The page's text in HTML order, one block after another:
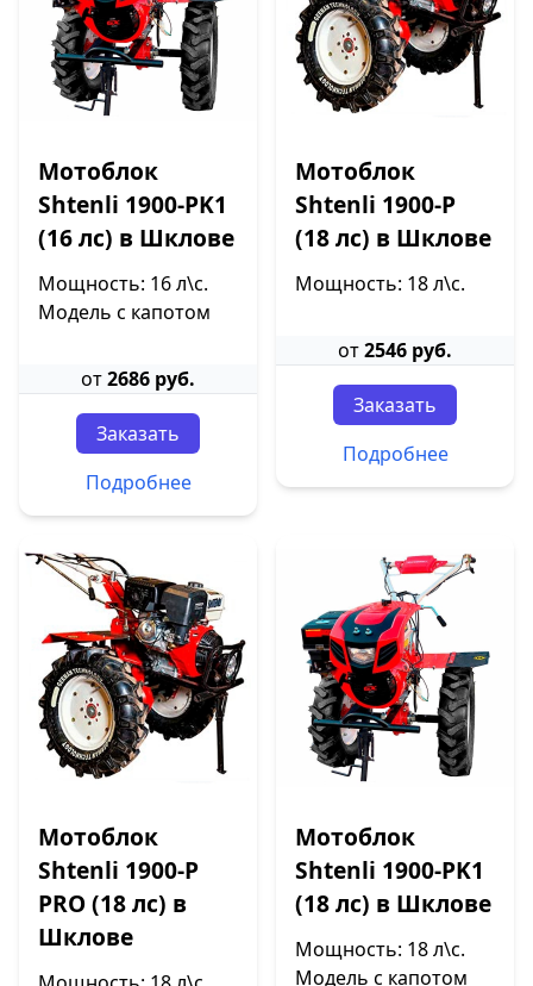
Мотоблок
Shtenli 1900-PK1
(16 лс) в Шклове
Мощность: 16 л\с.
Модель с капотом
от2686 руб.
Заказать
Подробнее
Мотоблок
Shtenli 1900-P
(18 лс) в Шклове
Мощность: 18 л\с.
от2546 руб.
Заказать
Подробнее
Мотоблок
Shtenli 1900-P
PRO (18 лс) в
Шклове
Мотоблок
Shtenli 1900-PK1
(18 лс) в Шклове
Мощность: 18 л\с.
Модель с капотом